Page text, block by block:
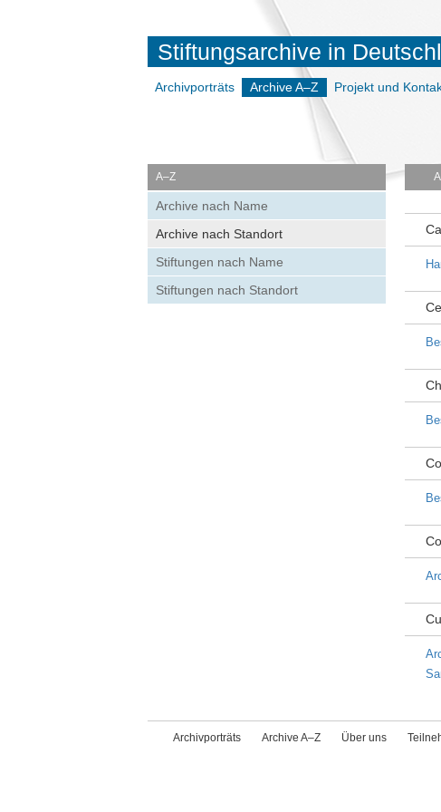
Stiftungsarchive in
Archivporträts Archive A–Z Projekt und
A–Z
Archive nach Name
Archive nach Standort
Stiftungen nach Name
Stiftungen nach Standort
A
Archivporträts Archive A–Z Über uns